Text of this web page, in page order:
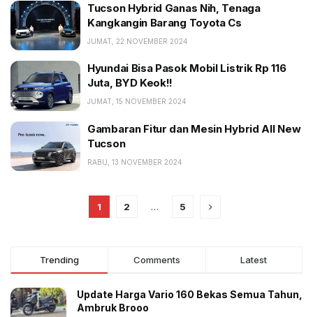
Tucson Hybrid Ganas Nih, Tenaga
Kangkangin Barang Toyota Cs
JUMAT, 22 NOVEMBER 2024
Hyundai Bisa Pasok Mobil Listrik Rp 116
Juta, BYD Keok!!
JUMAT, 15 NOVEMBER 2024
Gambaran Fitur dan Mesin Hybrid All New
Tucson
RABU, 13 NOVEMBER 2024
1 2 … 5
Trending Comments Latest
Update Harga Vario 160 Bekas Semua Tahun,
Ambruk Brooo